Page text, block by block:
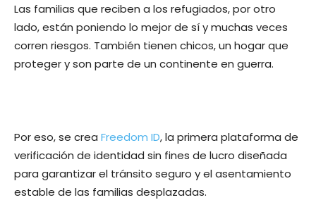
Las familias que reciben a los refugiados, por otro
lado, están poniendo lo mejor de sí y muchas veces
corren riesgos. También tienen chicos, un hogar que
proteger y son parte de un continente en guerra.
Por eso, se crea Freedom ID, la primera plataforma de
verificación de identidad sin fines de lucro diseñada
para garantizar el tránsito seguro y el asentamiento
estable de las familias desplazadas.